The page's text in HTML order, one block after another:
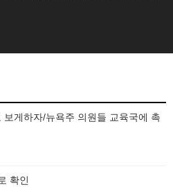
게하자/뉴욕주 의원들 교육국에 촉
확인